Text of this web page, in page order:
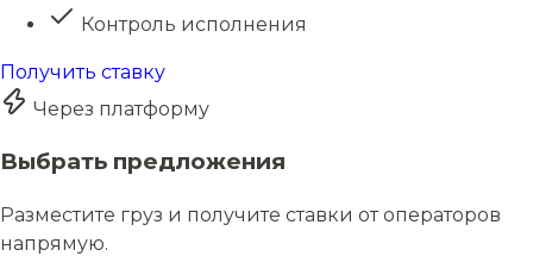
Контроль исполнения
Получить ставку
Через платформу
Выбрать предложения
Разместите груз и получите ставки от операторов
напрямую.